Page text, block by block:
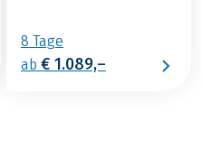
8 Tage
ab € 1.089,–